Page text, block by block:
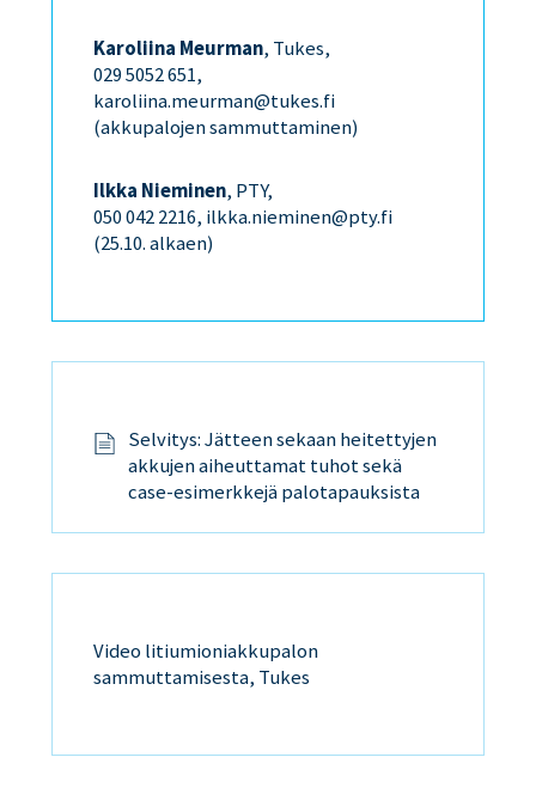
Karoliina Meurman, Tukes,
029 5052 651,
karoliina.meurman@tukes.fi
(akkupalojen sammuttaminen)
Ilkka Nieminen, PTY,
050 042 2216, ilkka.nieminen@pty.fi
(25.10. alkaen)
Selvitys: Jätteen sekaan heitettyjen
akkujen aiheuttamat tuhot sekä
case-esimerkkejä palotapauksista
Video litiumioniakkupalon
sammuttamisesta, Tukes